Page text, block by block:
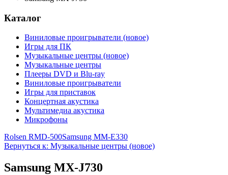
Каталог
Виниловые проигрыватели (новое)
Игры для ПК
Музыкальные центры (новое)
Музыкальные центры
Плееры DVD и Blu-ray
Виниловые проигрыватели
Игры для приставок
Концертная акустика
Мультимедиа акустика
Микрофоны
Rolsen RMD-500Samsung MM-E330
Вернуться к: Музыкальные центры (новое)
Samsung MX-J730